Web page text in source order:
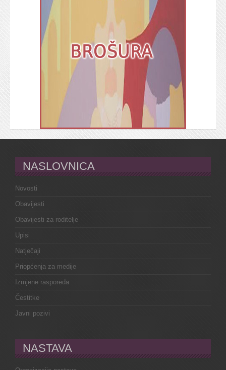
NASLOVNICA
Novosti
Obavijesti
Obavijesti za roditelje
Upisi
Natječaji
Priopćenja za medije
Izmjene rasporeda
Čestitke
Javni pozivi
NASTAVA